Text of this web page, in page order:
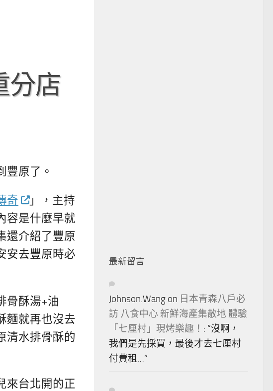
分店
豐原了。
奇
」，主持
容是什麼早就
還介紹了豐原
安去豐原時必
骨酥湯+油
麵就再也沒去
清水排骨酥的
來台北開的正
最新留言
Johnson.Wang on 日本青森八戶必
訪 八食中心 新鮮海產集散地 體驗
「七厘村」現烤樂趣！ : “沒啊，
我們是先採買，最後才去七厘村
付費租…”